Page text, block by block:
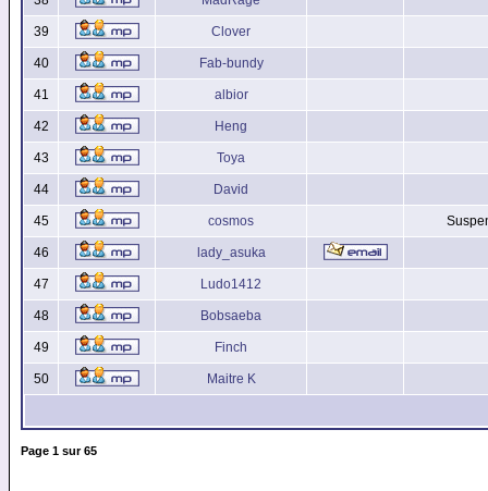
39 Clover
40 Fab-bundy
41 albior
42 Heng
43 Toya
44 David
45 cosmos
46 lady_asuka
47 Ludo1412
48 Bobsaeba
49 Finch
50 Maitre K
Page 1 sur65